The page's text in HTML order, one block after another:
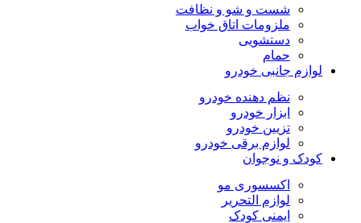
شست و شو و نظافت
ملزومات اتاق خواب
دستشویی
حمام
لوازم جانبی خودرو
نظم دهنده خودرو
ابزار خودرو
تزیین خودرو
لوازم برقی خودرو
کودک و نوجوان
اکسسوری مو
لوازم التحریر
ایمنی کودک